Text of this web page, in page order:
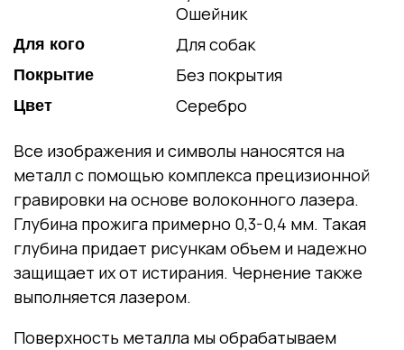
Ошейник
Для кого Для собак
Покрытие Без покрытия
Цвет Серебро
Все изображения и символы наносятся на
металл с помощью комплекса прецизионной
гравировки на основе волоконного лазера.
Глубина прожига примерно 0,3-0,4 мм. Такая
глубина придает рисункам объем и надежно
защищает их от истирания. Чернение также
выполняется лазером.
Поверхность металла мы обрабатываем